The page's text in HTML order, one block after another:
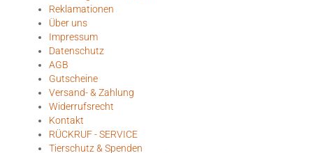
Reklamationen
Über uns
Impressum
Datenschutz
AGB
Gutscheine
Versand- & Zahlung
Widerrufsrecht
Kontakt
RÜCKRUF - SERVICE
Tierschutz & Spenden